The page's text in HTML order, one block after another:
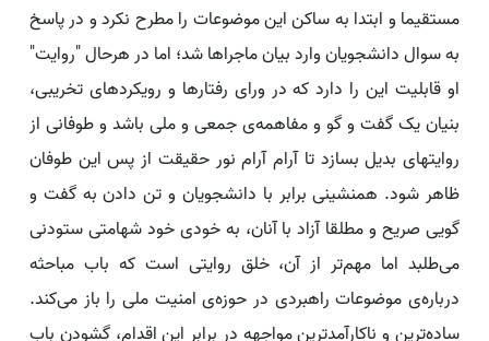
مستقیما و ابتدا به ساکن این موضوعات را مطرح نکرد و در پاسخ
به سوال دانشجویان وارد بیان ماجراها شد؛ اما در هرحال "روایت"
او قابلیت این را دارد که در ورای رفتارها و رویکردهای تخریبی،
بنیان یک گفت و گو و مفاهمه‌ی جمعی و ملی باشد و طوفانی از
روایت‎های بدیل بسازد تا آرام آرام نور حقیقت از پس این طوفان
ظاهر شود. همنشینی برابر با دانشجویان و تن دادن به گفت و
گویی صریح و مطلقا آزاد با آنان، به خودی خود شهامتی ستودنی
می‌طلبد اما مهم‌تر از آن، خلق روایتی است که باب مباحثه
درباره‌ی موضوعات راهبردی در حوزه‌ی امنیت ملی را باز می‌کند.
ساده‌ترین و ناکارآمدترین مواجهه در برابر این اقدام، گشودن باب